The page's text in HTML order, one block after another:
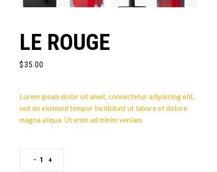
LE ROUGE
$35.00
Lorem ipsum dolor sit amet, consectetur adipiscing elit,
sed do eiusmod tempor incididunt ut labore et dolore
magna aliqua. Ut enim ad minim veniam.
- +